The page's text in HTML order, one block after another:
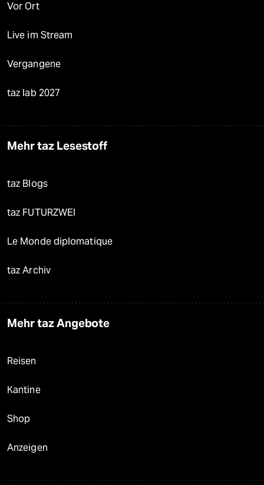
Vor Ort
Live im Stream
Vergangene
taz lab 2027
Mehr taz Lesestoff
taz Blogs
taz FUTURZWEI
Le Monde diplomatique
taz Archiv
Mehr taz Angebote
Reisen
Kantine
Shop
Anzeigen